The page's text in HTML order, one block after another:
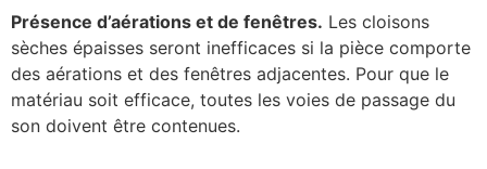
Présence d’aérations et de fenêtres. Les cloisons
sèches épaisses seront inefficaces si la pièce comporte
des aérations et des fenêtres adjacentes. Pour que le
matériau soit efficace, toutes les voies de passage du
son doivent être contenues.